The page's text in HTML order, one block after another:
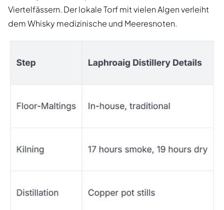
Viertelfässern. Der lokale Torf mit vielen Algen verleiht
dem Whisky medizinische und Meeresnoten.